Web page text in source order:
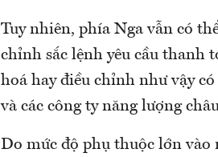
Tuy nhiên, phía Nga vẫn có
chỉnh sắc lệnh yêu cầu thanh
hoá hay điều chỉnh như vậy
và các công ty năng lượng
Do mức độ phụ thuộc lớn vào